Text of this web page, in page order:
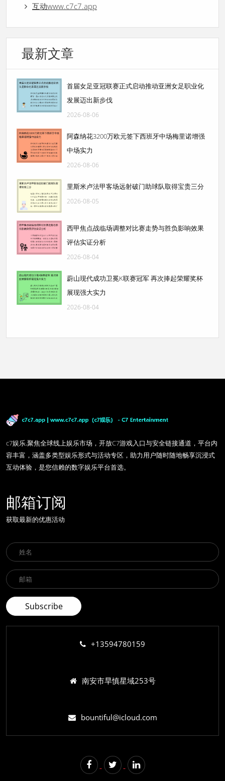
互动www.c7c7.app
最新文章
首届女足亚冠联赛正式启动推动亚洲女足职业化
发展迈出新步伐
2026-08-06
阿森纳花3200万欧元签下西班牙中场梅里诺增强
中场实力
2026-08-06
里斯米卢法甲客场远射破门助球队取得宝贵三分
2026-08-05
西甲焦点战临场调整对比赛走势与胜负影响效果
评估实证分析
2026-08-04
蔚山现代成功卫冕K联赛冠军 再次捧起荣耀奖杯
展现强大实力
2026-08-04
c7娱乐,聚焦全球线上娱乐市场，开放C7游戏入口与安全链接通道，平台内
容丰富，涵盖多类型娱乐形式与活动专区，助力用户随时随地畅享沉浸式
互动体验，是您信赖的数字娱乐平台首选。
邮箱订阅
获取最新的优惠活动
+13594780159
南安市旱慎星域253号
bountiful@icloud.com